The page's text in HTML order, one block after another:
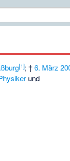
[1]; †6. März
und